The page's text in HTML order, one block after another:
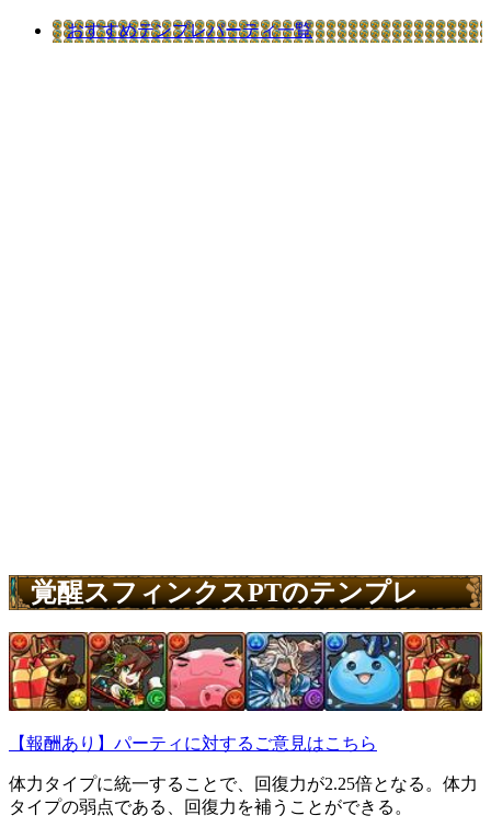
おすすめテンプレパーティ一覧
覚醒スフィンクスPTのテンプレ
【報酬あり】パーティに対するご意見はこちら
体力タイプに統一することで、回復力が2.25倍となる。体力
タイプの弱点である、回復力を補うことができる。